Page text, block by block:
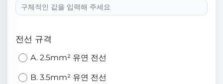
전선 규격
A. 2.5mm² 유연 전선
B. 3.5mm² 유연 전선